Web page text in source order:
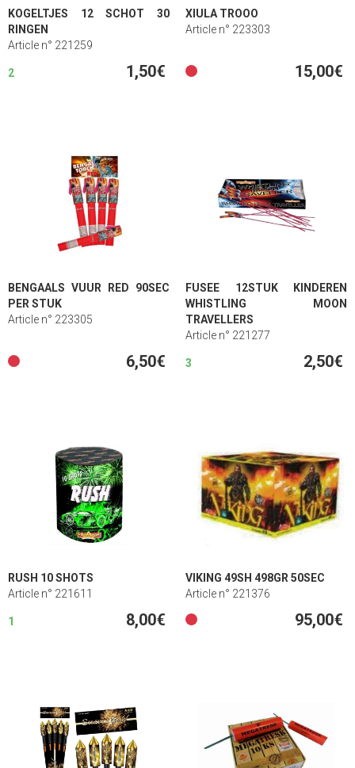
KOGELTJES 12 SCHOT 30
RINGEN
Article n° 221259
2 1,50€
XIULA TROOO
Article n° 223303
15,00€
BENGAALS VUUR RED 90SEC
PER STUK
Article n° 223305
6,50€
FUSEE 12STUK KINDEREN
WHISTLING MOON
TRAVELLERS
Article n° 221277
3 2,50€
RUSH 10 SHOTS
Article n° 221611
1 8,00€
VIKING 49SH 498GR 50SEC
Article n° 221376
95,00€